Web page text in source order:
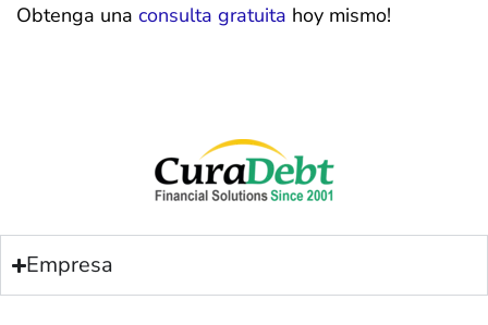
Obtenga una consulta gratuita hoy mismo!
Empresa